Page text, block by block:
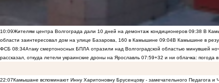
10:09Жителям центра Волгограда дали 10 дней на демонтаж кондиционеров 09:38 В
области заинтересовал дом на улице Базарова, 160 в Камышине 09:04В Камышине в
ФСБ 08:34Атаку смертоносных БПЛА отразили над Волгоградской областью минувшей
рассказал, откуда летели украинские дроны на Ярославль 07:59+32 и ни облачка: погода
22:07Камышане вспоминают Инну Харитоновну Брусенцову - замечательного Педагога и